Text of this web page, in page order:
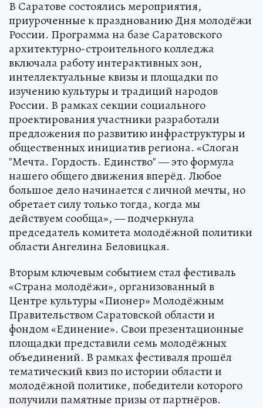
В Саратове состоялись мероприятия,
приуроченные к празднованию Дня молодёжи
России. Программа на базе Саратовского
архитектурно-строительного колледжа
включала работу интерактивных зон,
интеллектуальные квизы и площадки по
изучению культуры и традиций народов
России. В рамках секции социального
проектирования участники разработали
предложения по развитию инфраструктуры и
общественных инициатив региона. «Слоган
"Мечта. Гордость. Единство" — это формула
нашего общего движения вперёд. Любое
большое дело начинается с личной мечты, но
обретает силу только тогда, когда мы
действуем сообща», — подчеркнула
председатель комитета молодёжной политики
области Ангелина Беловицкая.
Вторым ключевым событием стал фестиваль
«Страна молодёжи», организованный в
Центре культуры «Пионер» Молодёжным
Правительством Саратовской области и
фондом «Единение». Свои презентационные
площадки представили семь молодёжных
объединений. В рамках фестиваля прошёл
тематический квиз по истории области и
молодёжной политике, победители которого
получили памятные призы от партнёров.